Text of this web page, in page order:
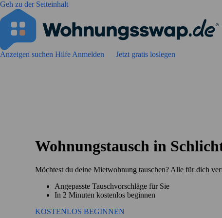
Geh zu der Seiteinhalt
Anzeigen suchen Hilfe Anmelden Jetzt gratis loslegen
Wohnungstausch in
Möchtest du deine Mietwohnung tauschen? Alle für dich
Angepasste Tauschvorschläge für Sie
In 2 Minuten kostenlos beginnen
KOSTENLOS BEGINNEN